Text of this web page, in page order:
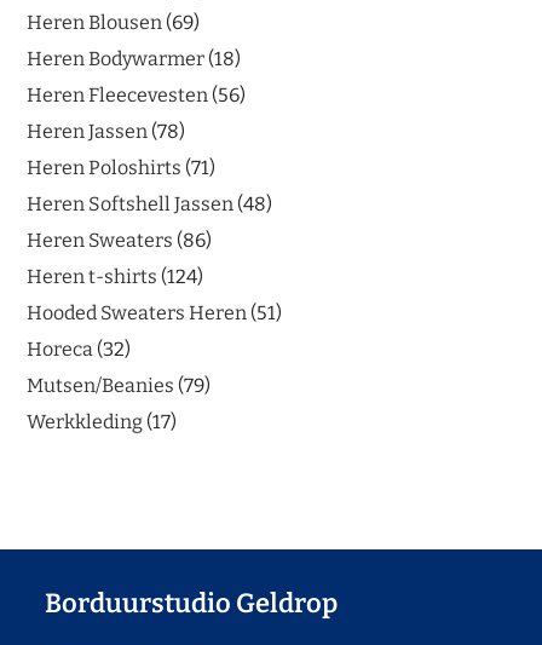
Heren Blousen 69
Heren Bodywarmer 18
Heren Fleecevesten 56
Heren Jassen 78
Heren Poloshirts 71
Heren Softshell Jassen 48
Heren Sweaters 86
Heren t-shirts 124
Hooded Sweaters Heren 51
Horeca 32
Mutsen/Beanies 79
Werkkleding 17
Borduurstudio Geldrop